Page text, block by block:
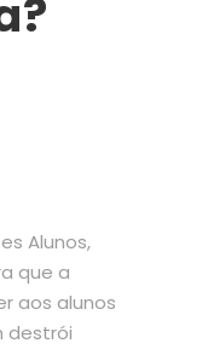
Alunos,
que a
aos alunos
destrói